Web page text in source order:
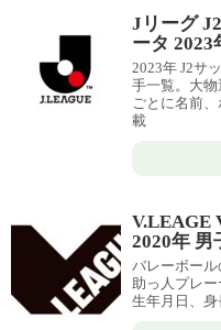
Jリーグ
ータ 2023
2023年 J2サ
手一覧。大
ごとに名前
載
V.LEAGE
2020年 男
バレーボー
助っ人プレー
生年月日、身